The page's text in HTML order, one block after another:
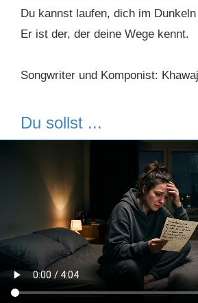
Du kannst laufen, dich im
Er ist der, der deine Wege kennt.
Songwriter und Komponist:
Du sollst ...